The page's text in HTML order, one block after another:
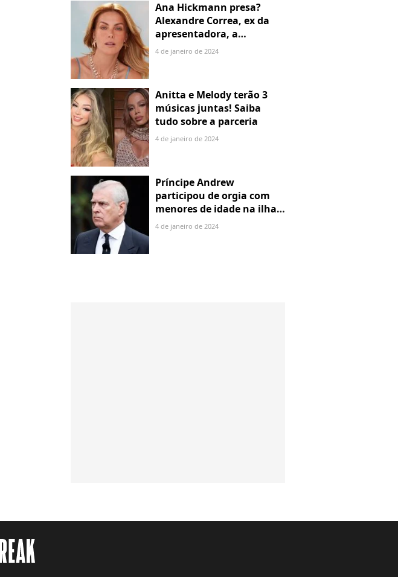
Ana Hickmann presa?
Alexandre Correa, ex da
apresentadora, a
denuncia por alienação
4 de janeiro de 2024
Anitta e Melody terão 3
músicas juntas! Saiba
tudo sobre a parceria
4 de janeiro de 2024
Príncipe Andrew
participou de orgia com
menores de idade na ilha
de Jeffrey Epstein, chefe de
4 de janeiro de 2024